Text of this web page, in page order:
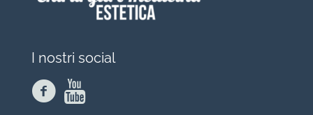
I nostri social